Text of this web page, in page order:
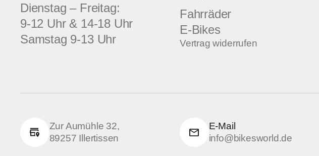
Dienstag – Freitag:
9-12 Uhr & 14-18 Uhr
Samstag 9-13 Uhr
Fahrräder
E-Bikes
Vertrag widerrufen
Zur Aumühle 32,
89257 Illertissen
E-Mail
info@bikesworld.de